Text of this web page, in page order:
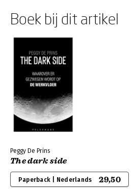
Boek bij dit artikel
Peggy De Prins
The dark side
Paperback | Nederlands 29,50